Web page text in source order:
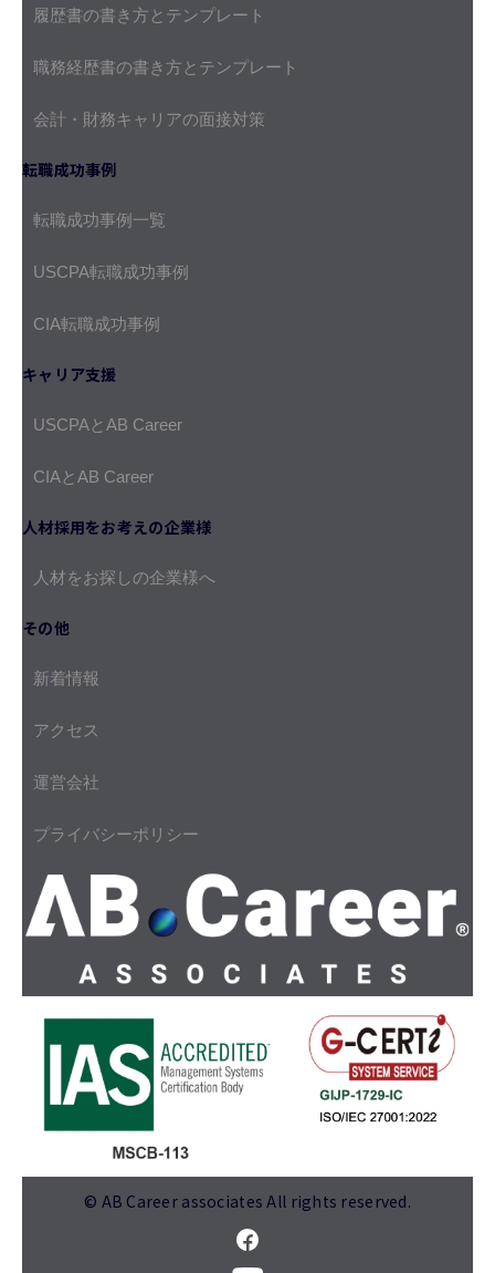
履歴書の書き方とテンプレート
職務経歴書の書き方とテンプレート
会計・財務キャリアの面接対策
転職成功事例
転職成功事例一覧
USCPA転職成功事例
CIA転職成功事例
キャリア支援
USCPAとAB Career
CIAとAB Career
人材採用をお考えの企業様
人材をお探しの企業様へ
その他
新着情報
アクセス
運営会社
プライバシーポリシー
© AB Career associates All rights reserved.